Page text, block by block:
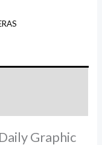
Graphic